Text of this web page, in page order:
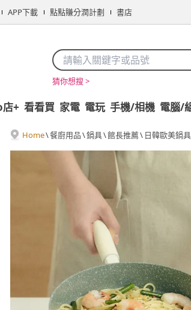
APP下載 點點賺分潤計劃 書店
猜你想搜 >
+ 看看買 家電 電玩 手機/相機 電腦/
Home\餐廚用品\鍋具\館長推薦\ 日韓歐美鍋